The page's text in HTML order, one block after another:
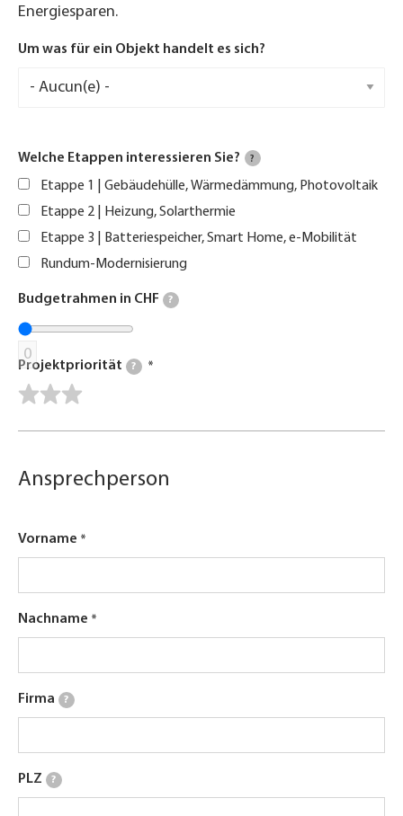
Energiesparen.
Um was für ein Objekt handelt es sich?
Welche Etappen interessieren Sie? ?
Etappe 1 | Gebäudehülle, Wärmedämmung, Photovoltaik
Etappe 2 | Heizung, Solarthermie
Etappe 3 | Batteriespeicher, Smart Home, e-Mobilität
Rundum-Modernisierung
Budgetrahmen in CHF ?
0
Projektpriorität ?
Ansprechperson
Vorname
Nachname
Firma ?
PLZ ?